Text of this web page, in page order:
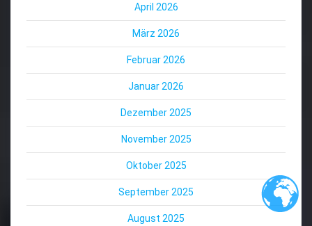
April 2026
März 2026
Februar 2026
Januar 2026
Dezember 2025
November 2025
Oktober 2025
September 2025
August 2025